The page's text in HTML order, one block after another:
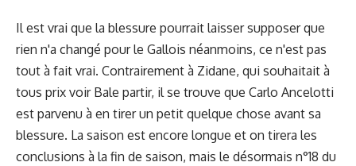
Il est vrai que la blessure pourrait laisser supposer que
rien n'a changé pour le Gallois néanmoins, ce n'est pas
tout à fait vrai. Contrairement à Zidane, qui souhaitait à
tous prix voir Bale partir, il se trouve que Carlo Ancelotti
est parvenu à en tirer un petit quelque chose avant sa
blessure. La saison est encore longue et on tirera les
conclusions à la fin de saison, mais le désormais n°18 du